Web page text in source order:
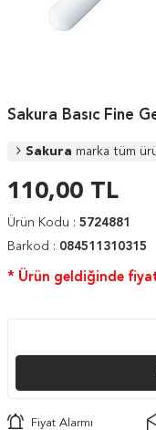
Sakura Basıc Fine
Sakura marka tüm
110,00 TL
Ürün Kodu : 5724881
Barkod : 084511310315
* Ürün geldiğinde
Fiyat Alarmı